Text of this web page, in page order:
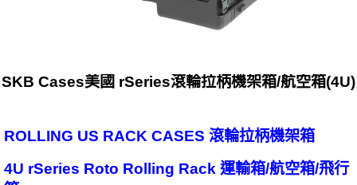
SKB Cases美國 rSeries滾輪拉柄機架箱/航空箱(4U)
ROLLING US RACK CASES 滾輪拉柄機架箱
4U rSeries Roto Rolling Rack 運輸箱/航空箱/飛行